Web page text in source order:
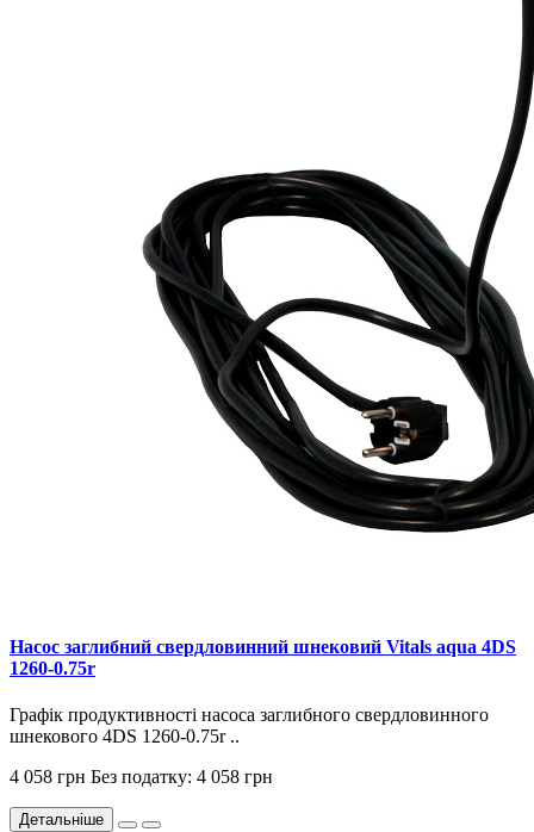
Насос заглибний свердловинний шнековий Vitals aqua 4DS
1260-0.75r
Графік продуктивності насоса заглибного свердловинного
шнекового 4DS 1260-0.75r ..
4 058 грн Без податку: 4 058 грн
Детальніше